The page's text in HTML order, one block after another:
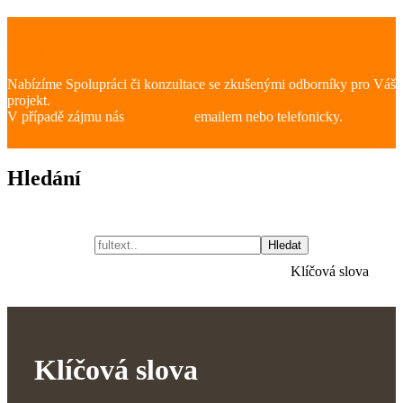
Nabízíme Spolupráci či konzultace se zkušenými odborníky pro Váš
projekt.
V případě zájmu nás
emailem nebo telefonicky.
Hledání
Hledat
Klíčová slova
Klíčová slova